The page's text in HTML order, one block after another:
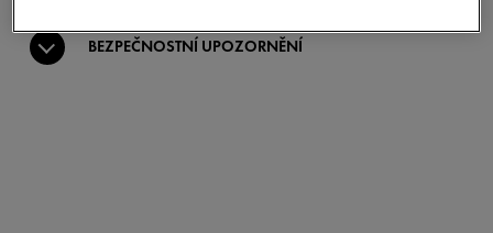
BEZPEČNOSTNÍ UPOZORNĚNÍ